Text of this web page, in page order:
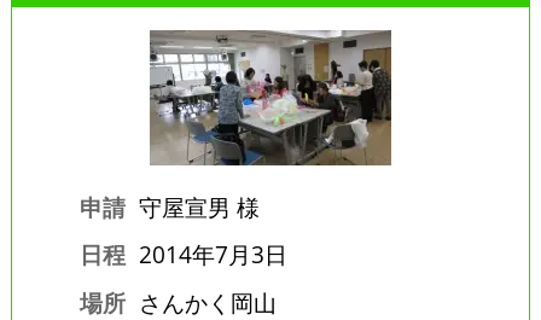
申請 守屋宣男 様
日程 2014年7月3日
場所 さんかく岡山